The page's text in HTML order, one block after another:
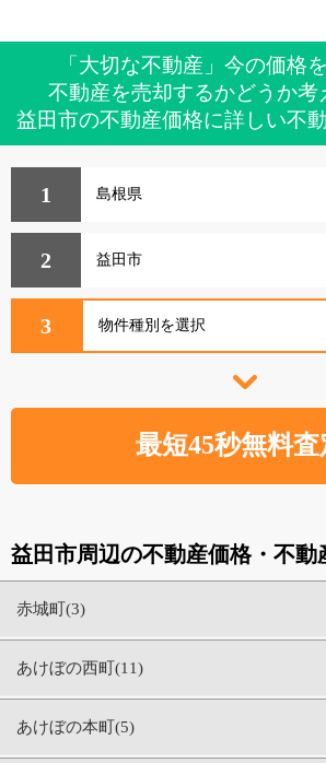
「大切な不動産」今の価格
不動産を売却するかどうか考
益田市の不動産価格に詳しい不
1
2
3
益田市周辺の不動産価格・不動
赤城町(3)
あけぼの西町(11)
あけぼの本町(5)